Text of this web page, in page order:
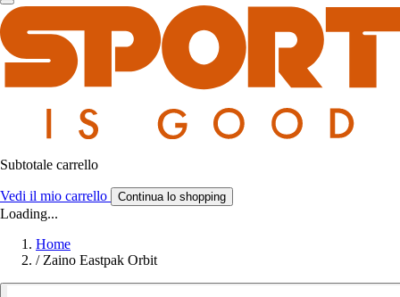
Subtotale carrello
Vedi il mio carrello Continua lo shopping
Loading...
Home
/ Zaino Eastpak Orbit